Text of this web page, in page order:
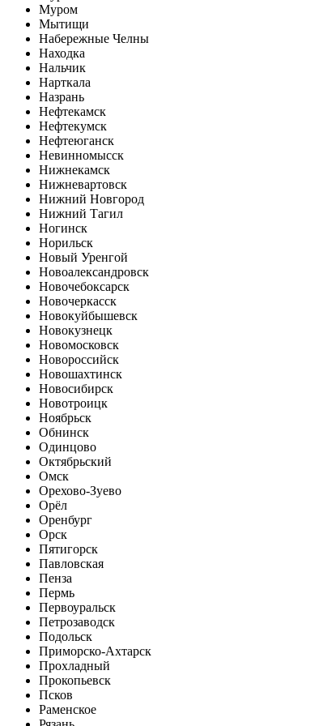
Муром
Мытищи
Набережные Челны
Находка
Нальчик
Нарткала
Назрань
Нефтекамск
Нефтекумск
Нефтеюганск
Невинномысск
Нижнекамск
Нижневартовск
Нижний Новгород
Нижний Тагил
Ногинск
Норильск
Новый Уренгой
Новоалександровск
Новочебоксарск
Новочеркасск
Новокуйбышевск
Новокузнецк
Новомосковск
Новороссийск
Новошахтинск
Новосибирск
Новотроицк
Ноябрьск
Обнинск
Одинцово
Октябрьский
Омск
Орехово-Зуево
Орёл
Оренбург
Орск
Пятигорск
Павловская
Пенза
Пермь
Первоуральск
Петрозаводск
Подольск
Приморско-Ахтарск
Прохладный
Прокопьевск
Псков
Раменское